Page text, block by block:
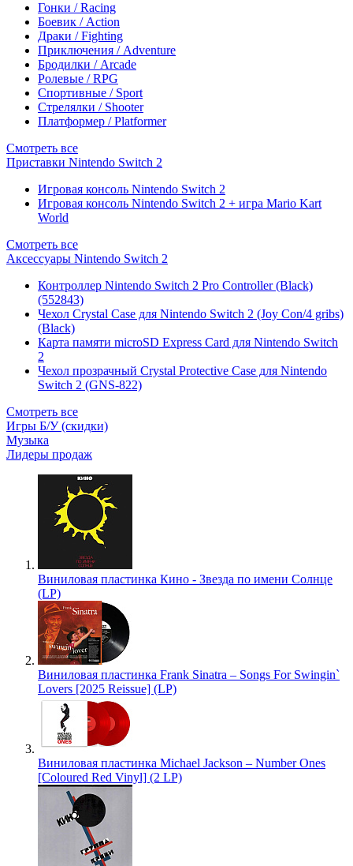
Гонки / Racing
Боевик / Action
Драки / Fighting
Приключения / Adventure
Бродилки / Arcade
Ролевые / RPG
Спортивные / Sport
Стрелялки / Shooter
Платформер / Platformer
Смотреть все
Приставки Nintendo Switch 2
Игровая консоль Nintendo Switch 2
Игровая консоль Nintendo Switch 2 + игра Mario Kart
World
Смотреть все
Аксессуары Nintendo Switch 2
Контроллер Nintendo Switch 2 Pro Controller (Black)
(552843)
Чехол Сrystal Сase для Nintendo Switch 2 (Joy Con/4 gribs)
(Black)
Карта памяти microSD Express Card для Nintendo Switch
2
Чехол прозрачный Crystal Protective Case для Nintendo
Switch 2 (GNS-822)
Смотреть все
Игры Б/У (скидки)
Музыка
Лидеры продаж
Виниловая пластинка Кино - Звезда по имени Солнце
(LP)
Виниловая пластинка Frank Sinatra – Songs For Swingin`
Lovers [2025 Reissue] (LP)
Виниловая пластинка Michael Jackson – Number Ones
[Coloured Red Vinyl] (2 LP)